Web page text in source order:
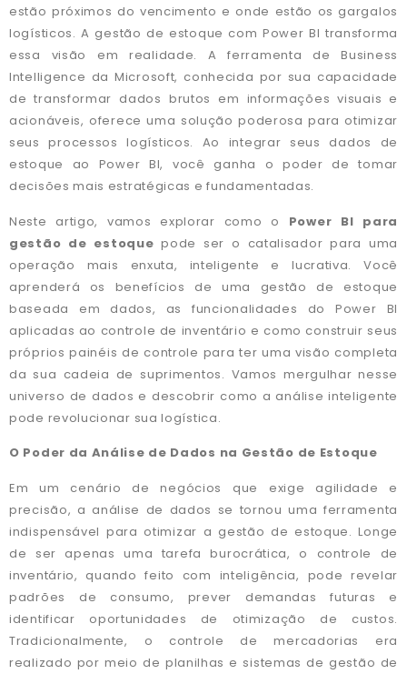
estão próximos do vencimento e onde estão os gargalos
logísticos. A gestão de estoque com Power BI transforma
essa visão em realidade. A ferramenta de Business
Intelligence da Microsoft, conhecida por sua capacidade
de transformar dados brutos em informações visuais e
acionáveis, oferece uma solução poderosa para otimizar
seus processos logísticos. Ao integrar seus dados de
estoque ao Power BI, você ganha o poder de tomar
decisões mais estratégicas e fundamentadas.
Neste artigo, vamos explorar como o Power BI para
gestão de estoque pode ser o catalisador para uma
operação mais enxuta, inteligente e lucrativa. Você
aprenderá os benefícios de uma gestão de estoque
baseada em dados, as funcionalidades do Power BI
aplicadas ao controle de inventário e como construir seus
próprios painéis de controle para ter uma visão completa
da sua cadeia de suprimentos. Vamos mergulhar nesse
universo de dados e descobrir como a análise inteligente
pode revolucionar sua logística.
O Poder da Análise de Dados na Gestão de Estoque
Em um cenário de negócios que exige agilidade e
precisão, a análise de dados se tornou uma ferramenta
indispensável para otimizar a gestão de estoque. Longe
de ser apenas uma tarefa burocrática, o controle de
inventário, quando feito com inteligência, pode revelar
padrões de consumo, prever demandas futuras e
identificar oportunidades de otimização de custos.
Tradicionalmente, o controle de mercadorias era
realizado por meio de planilhas e sistemas de gestão de